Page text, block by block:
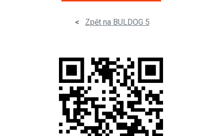
< Zpět na BULDOG 5